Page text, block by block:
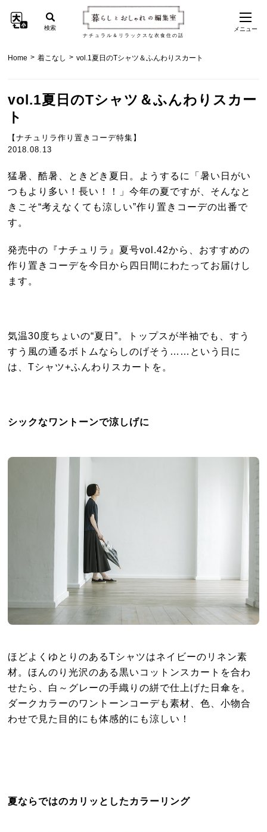
ナチュラル＆リラックスな衣食住の話
検索 メニュー
Home > 着こなし > vol.1夏日のTシャツ＆ふんわりスカート
vol.1夏日のTシャツ＆ふんわりスカー
ト
【ナチュリラ作り置きコーデ特集】
2018.08.13
猛暑、酷暑、ときどき夏日。ようするに「暑い日がい
つもより多い！長い！！」今年の夏ですが、そんなと
きこそ“考えなくても涼しい”作り置きコーデの出番で
す。
発売中の『ナチュリラ』夏号vol.42から、おすすめの
作り置きコーデを今日から四日間にわたってお届けし
ます。
気温30度ちょいの“夏日”。トップスが半袖でも、すう
すう風の通るボトムならしのげそう……という日に
は、Tシャツ+ふんわりスカートを。
シックなワントーンで涼しげに
ほどよくゆとりのあるTシャツはネイビーのリネン素
材。ほんのり光沢のある黒いコットンスカートを合わ
せたら、白～グレーの手織りの絣で仕上げた日傘を。
ダークカラーのワントーンコーデも素材、色、小物合
わせで見た目的にも体感的にも涼しい！
夏ならではのカリッとしたカラーリング